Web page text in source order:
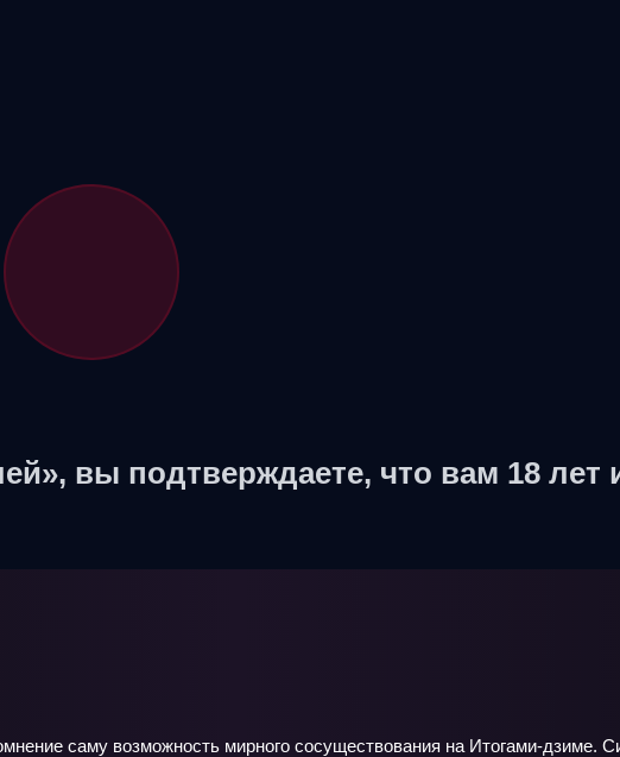
вы подтверждаете, что вам 18 лет
саму возможность мирного сосуществования на Итогами-